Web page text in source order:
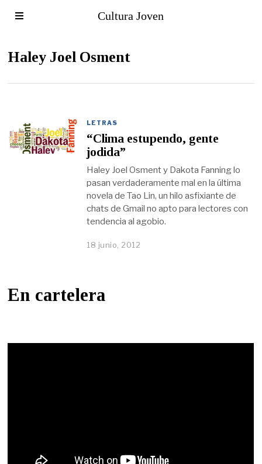
Cultura Joven
Haley Joel Osment
LETRAS
“Clima estupendo, gente
jodida”
Haley Joel Osment y Dakota Fanning lo
pasan verdaderamente mal en la última
novela de Tao Lin, un hilo asfixiante de
chats de Gmail no apto para lectores con
tendencia al agobio.
18 junio, 2012
En cartelera